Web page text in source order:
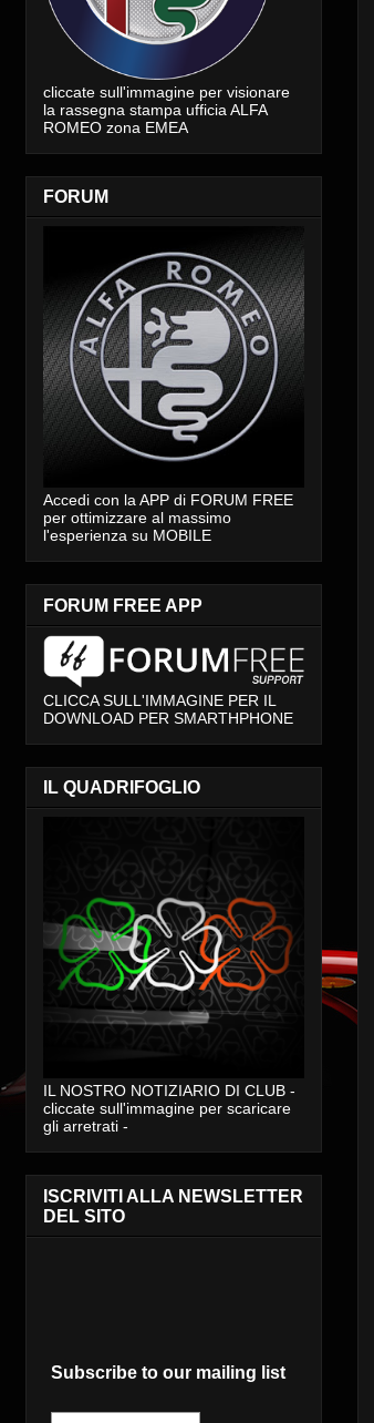
cliccate sull'immagine per visionare
la rassegna stampa ufficia ALFA
ROMEO zona EMEA
FORUM
Accedi con la APP di FORUM FREE
per ottimizzare al massimo
l'esperienza su MOBILE
FORUM FREE APP
CLICCA SULL'IMMAGINE PER IL
DOWNLOAD PER SMARTHPHONE
IL QUADRIFOGLIO
IL NOSTRO NOTIZIARIO DI CLUB -
cliccate sull'immagine per scaricare
gli arretrati -
ISCRIVITI ALLA NEWSLETTER
DEL SITO
Subscribe to our mailing list